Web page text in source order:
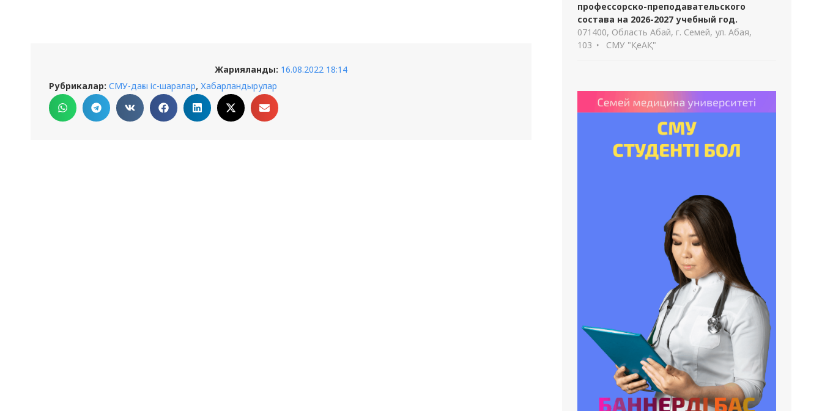
Жарияланды: 16.08.2022 18:14
Рубрикалар: СМУ-дағы іс-шаралар, Хабарландырулар
профессорско-преподавательского
состава на 2026-2027 учебный год.
071400, Область Абай, г. Семей, ул. Абая,
103
СМУ "ҚеАҚ"